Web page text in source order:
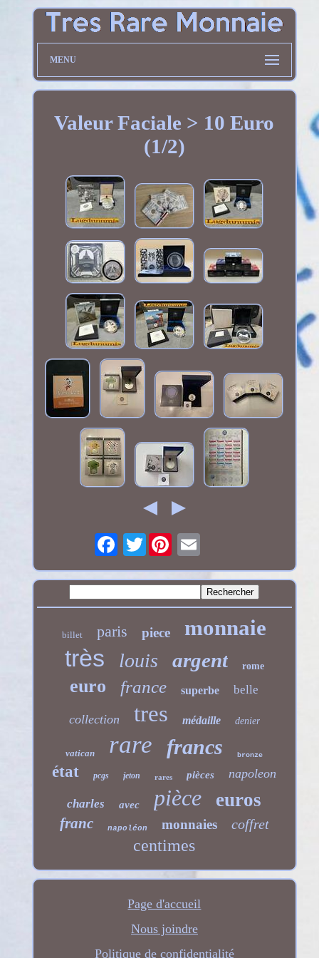
MENU
Valeur Faciale > 10 Euro
(1/2)
Twitter
billet paris piece monnaie
très louis argent rome
euro france superbe belle
collection tres médaille denier
vatican rare francs bronze
état pcgs jeton rares pièces napoleon
charles avec pièce euros
franc napoléon monnaies coffret
centimes
Page d'accueil
Nous joindre
Politique de confidentialité